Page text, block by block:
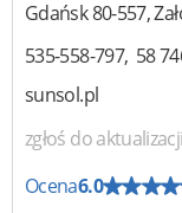
Gdańsk80-557,
535-558-797 58
sunsol.pl
zgłoś do aktualizacji
Ocena6.0